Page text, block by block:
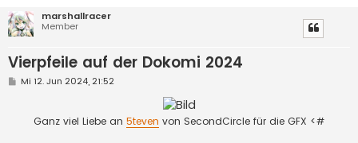
marshallracer
Member
Vierpfeile auf der Dokomi 2024
BMi 12. Jun 2024, 21:52
Ganz viel Liebe an 5teven von SecondCircle für die GFX <#